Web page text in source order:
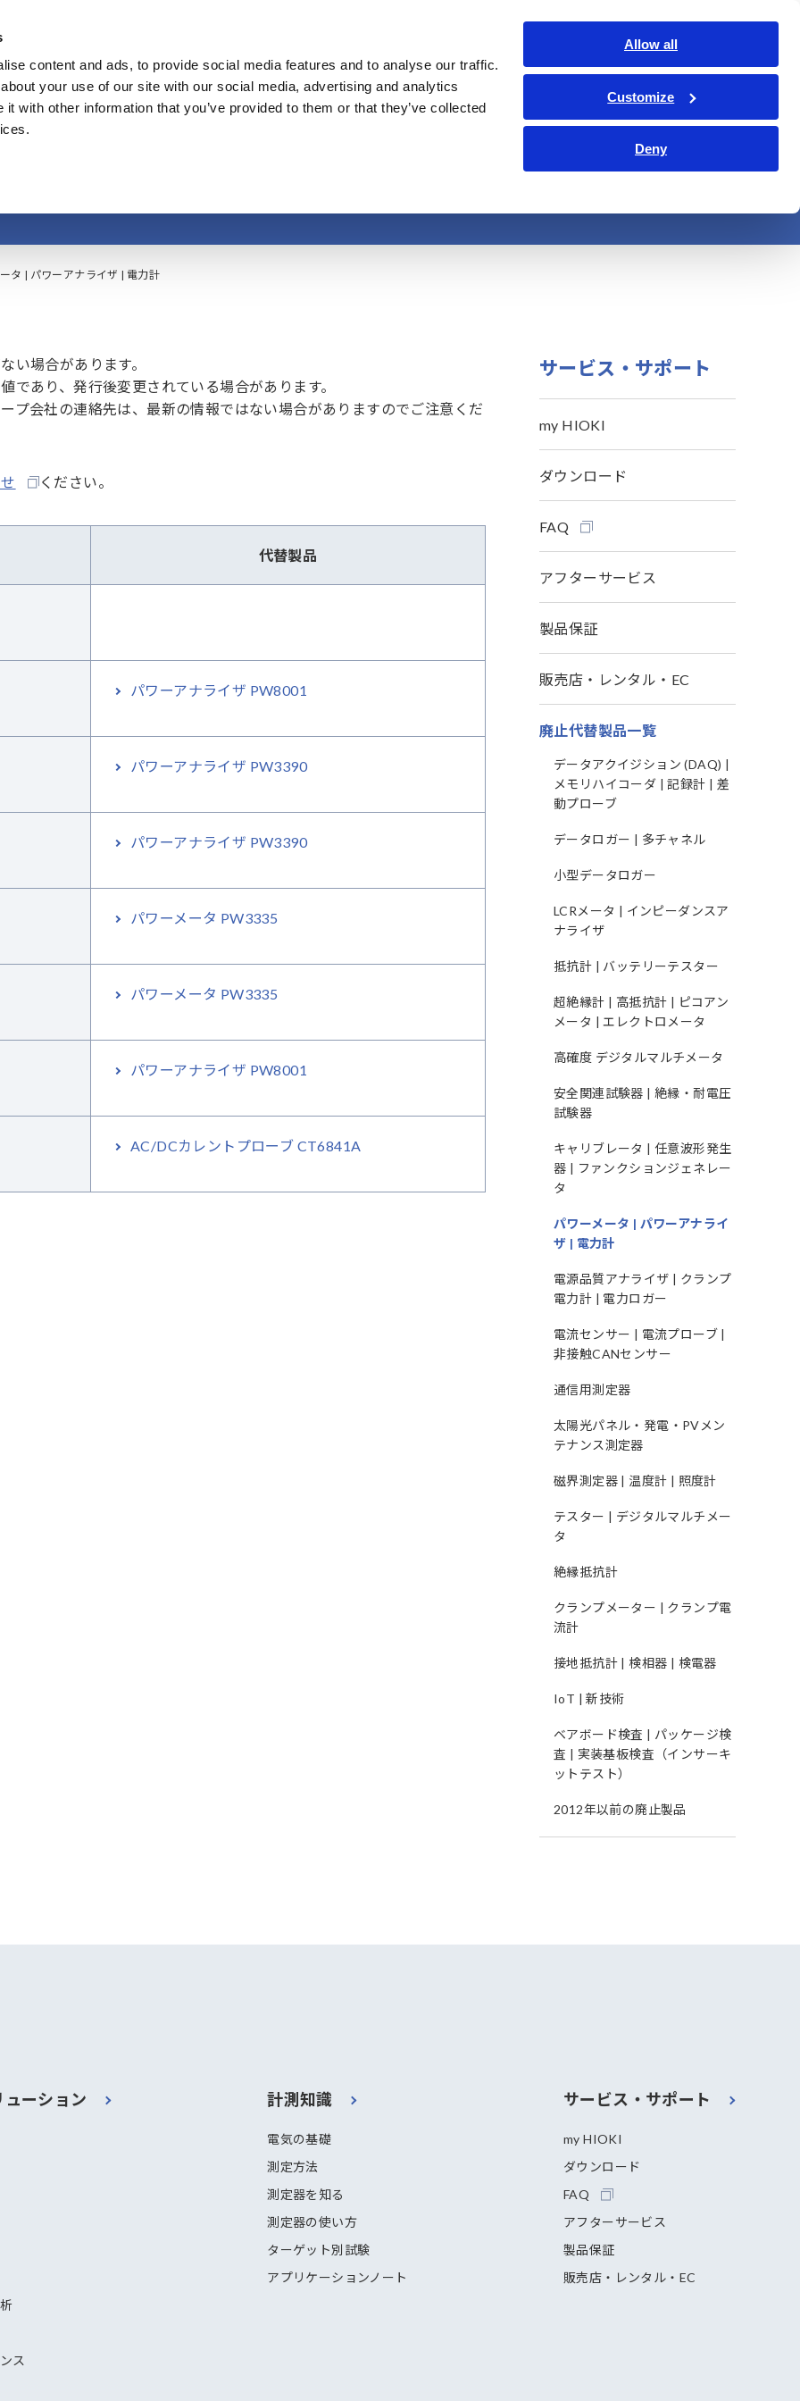
content and ads, to provide social media features and to analyse our traffic.
your use of our site with our social media, advertising and analytics
with other information that you’ve provided to them or that they’ve collected
Allow all
Customize
Deny
製品 業種・ソリューション 計測知識 サービス・サポート コーポレート・IR
お問い合わせ
タ | パワーアナライザ | 電力計
タ | パワーアナライザ | 電力計
い場合があります。
であり、発行後変更されている場合があります。
プ会社の連絡先は、最新の情報ではない場合がありますのでご注意くだ
ください。
代替製品
パワーアナライザ PW8001
パワーアナライザ PW3390
パワーアナライザ PW3390
パワーメータ PW3335
パワーメータ PW3335
パワーアナライザ PW8001
AC/DCカレントプローブ CT6841A
サービス・サポート
my HIOKI
ダウンロード
FAQ
アフターサービス
製品保証
販売店・レンタル・EC
廃止代替製品一覧
データアクイジション (DAQ) |
メモリハイコーダ | 記録計 | 差
動プローブ
データロガー | 多チャネル
小型データロガー
LCRメータ | インピーダンスア
ナライザ
抵抗計 | バッテリーテスター
超絶縁計 | 高抵抗計 | ピコアン
メータ | エレクトロメータ
高確度 デジタルマルチメータ
安全関連試験器 | 絶縁・耐電圧
試験器
キャリブレータ | 任意波形発生
器 | ファンクションジェネレー
タ
パワーメータ | パワーアナライ
ザ | 電力計
電源品質アナライザ | クランプ
電力計 | 電力ロガー
電流センサー | 電流プローブ |
非接触CANセンサー
通信用測定器
太陽光パネル・発電・PVメン
テナンス測定器
磁界測定器 | 温度計 | 照度計
テスター | デジタルマルチメー
タ
絶縁抵抗計
クランプメーター | クランプ電
流計
接地抵抗計 | 検相器 | 検電器
IoT | 新技術
ベアボード検査 | パッケージ検
査 | 実装基板検査（インサーキ
ットテスト）
2012年以前の廃止製品
ーション
ス
計測知識
電気の基礎
測定方法
測定器を知る
測定器の使い方
ターゲット別試験
アプリケーションノート
サービス・サポート
my HIOKI
ダウンロード
FAQ
アフターサービス
製品保証
販売店・レンタル・EC